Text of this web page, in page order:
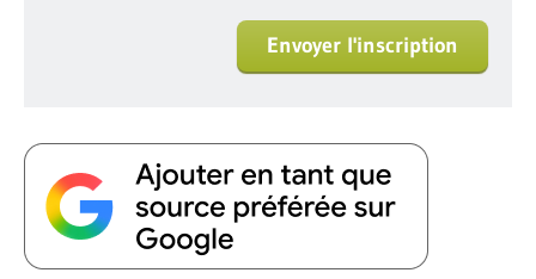
Envoyer l'inscription